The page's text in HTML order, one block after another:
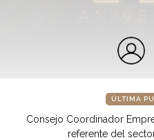
ÚLTIMA
Consejo Coordinador
referente del